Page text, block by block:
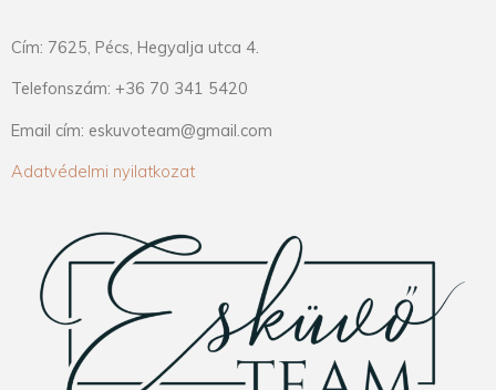
Cím: 7625, Pécs, Hegyalja utca 4.
Telefonszám: +36 70 341 5420
Email cím: eskuvoteam@gmail.com
Adatvédelmi nyilatkozat